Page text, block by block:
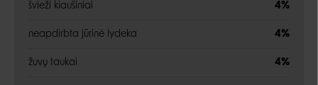
švieži kiaušiniai 4%
neapdirbta jūrinė lydeka 4%
žuvų taukai 4%